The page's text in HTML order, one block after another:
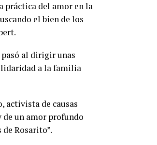
práctica del amor en la
el bien de los
al dirigir unas
a la familia
activista de causas
un amor profundo
Rosarito”.